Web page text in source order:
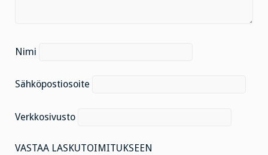
Nimi
Sähköpostiosoite
Verkkosivusto
VASTAA LASKUTOIMITUKSEEN